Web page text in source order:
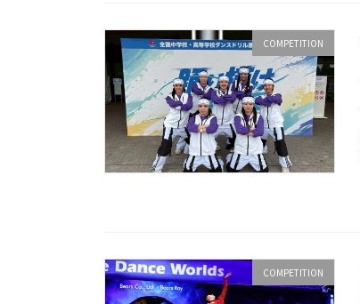
COMPETITION
COMPETITION